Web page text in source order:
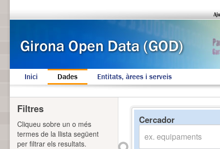
Inici Dades Entitats, àrees i serveis
Cercador
Filtres
Cliqueu sobre un o més
termes de la llista següent
per filtrar els resultats.